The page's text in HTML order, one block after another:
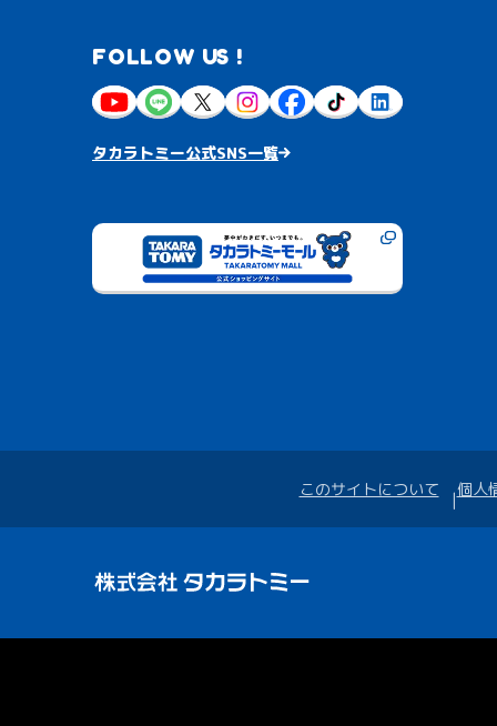
FOLLOW US !
タカラトミー公式SNS一覧
このサイトについて 個人